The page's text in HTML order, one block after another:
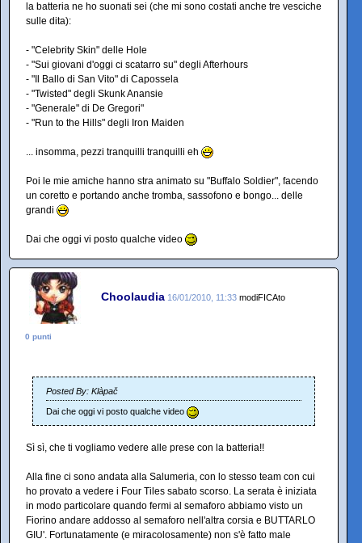
la batteria ne ho suonati sei (che mi sono costati anche tre vesciche
sulle dita):
- "Celebrity Skin" delle Hole
- "Sui giovani d'oggi ci scatarro su" degli Afterhours
- "Il Ballo di San Vito" di Capossela
- "Twisted" degli Skunk Anansie
- "Generale" di De Gregori"
- "Run to the Hills" degli Iron Maiden
... insomma, pezzi tranquilli tranquilli eh
Poi le mie amiche hanno stra animato su "Buffalo Soldier", facendo
un coretto e portando anche tromba, sassofono e bongo... delle
grandi
Dai che oggi vi posto qualche video
Choolaudia 16/01/2010, 11:33 modiFICAto
0 punti
Posted By: Klàpač
Dai che oggi vi posto qualche video
Sì sì, che ti vogliamo vedere alle prese con la batteria!!
Alla fine ci sono andata alla Salumeria, con lo stesso team con cui
ho provato a vedere i Four Tiles sabato scorso. La serata è iniziata
in modo particolare quando fermi al semaforo abbiamo visto un
Fiorino andare addosso al semaforo nell'altra corsia e BUTTARLO
GIU'. Fortunatamente (e miracolosamente) non s'è fatto male